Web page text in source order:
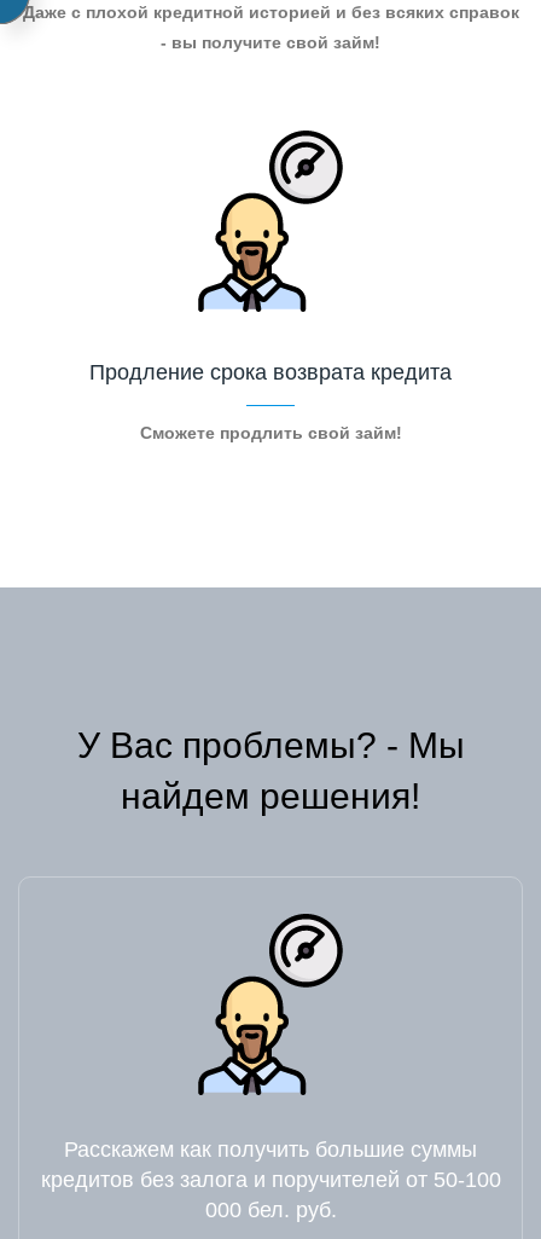
Даже с плохой кредитной историей и без всяких справок
- вы получите свой займ!
Продление срока возврата кредита
Сможете продлить свой займ!
У Вас проблемы? - Мы
найдем решения!
Расскажем как получить большие суммы
кредитов без залога и поручителей от 50-100
000 бел. руб.